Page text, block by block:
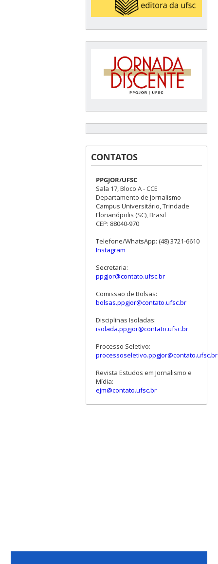
CONTATOS
PPGJOR/UFSC
Sala 17, Bloco A - CCE
Departamento de Jornalismo
Campus Universitário, Trindade
Florianópolis (SC), Brasil
CEP: 88040-970
Telefone/WhatsApp: (48) 3721-6610
Instagram
Secretaria:
ppgjor@contato.ufsc.br
Comissão de Bolsas:
bolsas.ppgjor@contato.ufsc.br
Disciplinas Isoladas:
isolada.ppgjor@contato.ufsc.br
Processo Seletivo:
processoseletivo.ppgjor@contato.ufsc.br
Revista Estudos em Jornalismo e
Mídia:
ejm@contato.ufsc.br